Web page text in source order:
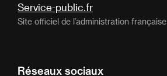
Service-public.fr
Site officiel de l’administration française
Réseaux sociaux